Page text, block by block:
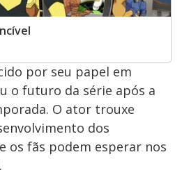
por seu papel em
o futuro da série após a
O ator trouxe
dos
os fãs podem esperar nos